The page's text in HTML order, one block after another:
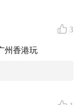
3
州香港玩